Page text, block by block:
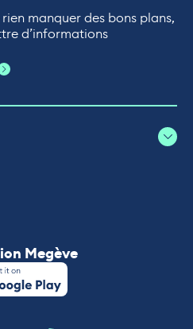
manquer des bons plans,
d’informations
Megève